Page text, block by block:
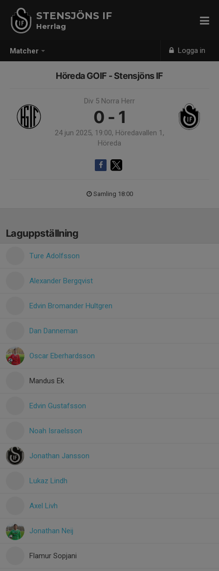
Matcher Logga in
STENSJÖNS IF
Herrlag
Höreda GOIF - Stensjöns IF
Div 5 Norra Herr
0 - 1
24 jun 2025, 19:00, Höredavallen 1,
Höreda
Samling 18:00
Laguppställning
Ture Adolfsson
Alexander Bergqvist
Edvin Bromander Hultgren
Dan Danneman
Oscar Eberhardsson
Mandus Ek
Edvin Gustafsson
Noah Israelsson
Jonathan Jansson
Lukaz Lindh
Axel Livh
Jonathan Neij
Flamur Sopjani